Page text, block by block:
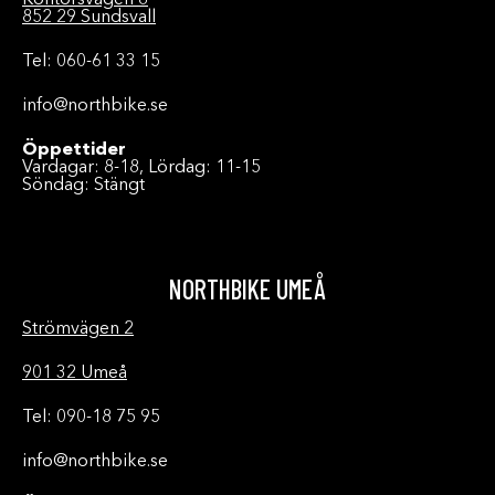
852 29 Sundsvall
Tel: 060-61 33 15
info@northbike.se
Öppettider
Vardagar: 8-18, Lördag: 11-15
Söndag: Stängt
NORTHBIKE UMEÅ
Strömvägen 2
901 32 Umeå
Tel: 090-18 75 95
info@northbike.se